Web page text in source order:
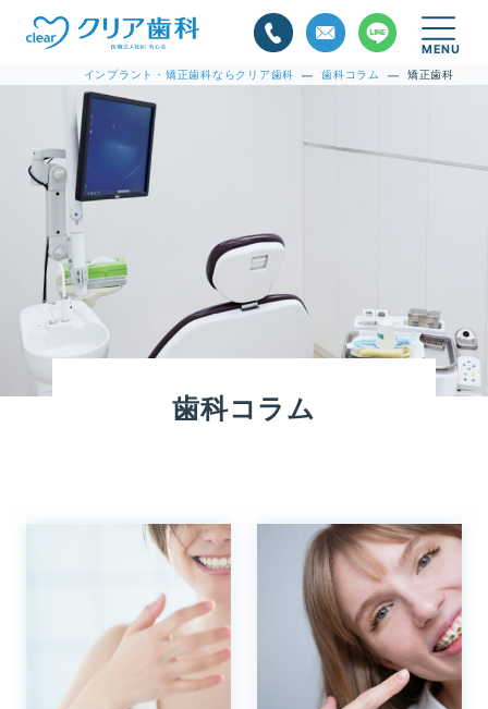
インプラント・矯正歯科ならクリア歯科 — 歯科コラム — 矯正歯科
歯科コラム